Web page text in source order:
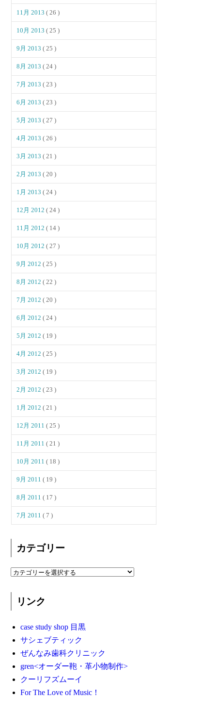
11月 2013( 26 )
10月 2013( 25 )
9月 2013( 25 )
8月 2013( 24 )
7月 2013( 23 )
6月 2013( 23 )
5月 2013( 27 )
4月 2013( 26 )
3月 2013( 21 )
2月 2013( 20 )
1月 2013( 24 )
12月 2012( 24 )
11月 2012( 14 )
10月 2012( 27 )
9月 2012( 25 )
8月 2012( 22 )
7月 2012( 20 )
6月 2012( 24 )
5月 2012( 19 )
4月 2012( 25 )
3月 2012( 19 )
2月 2012( 23 )
1月 2012( 21 )
12月 2011( 25 )
11月 2011( 21 )
10月 2011( 18 )
9月 2011( 19 )
8月 2011( 17 )
7月 2011( 7 )
カテゴリー
リンク
case study shop 目黒
サシェブティック
ぜんなみ歯科クリニック
gren<オーダー鞄・革小物制作>
クーリフズムーイ
For The Love of Music！